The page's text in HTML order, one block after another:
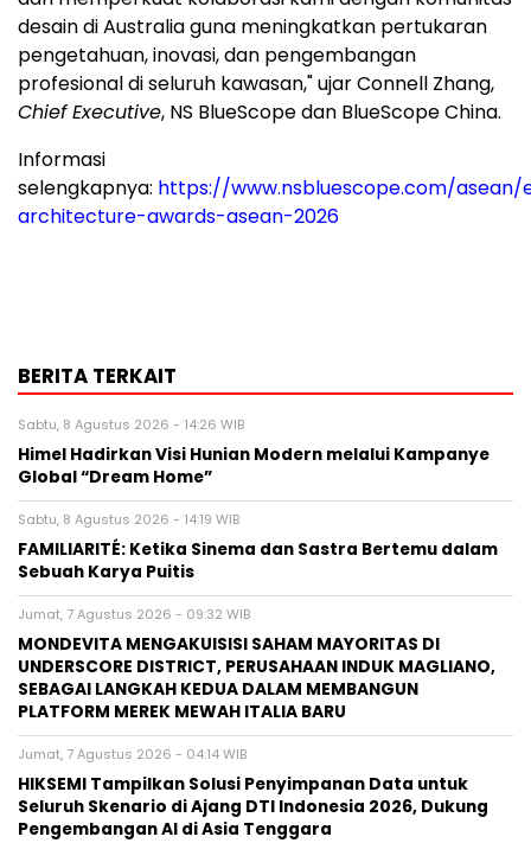
desain diAustraliaguna meningkatkan pertukaran
pengetahuan, inovasi, dan pengembangan
profesional di seluruh kawasan," ujarConnell Zhang,
Chief Executive, NS BlueScope dan BlueScope China.
Informasi
selengkapnya: https://www.nsbluescope.com/
architecture-awards-asean-2026
BERITA TERKAIT
Sabtu, 8 Agustus 2026 - 14:26 WIB
Himel Hadirkan Visi Hunian Modern melalui Kampanye
Global “Dream Home”
Sabtu, 8 Agustus 2026 - 14:19 WIB
FAMILIARITÉ: Ketika Sinema dan Sastra Bertemu dalam
Sebuah Karya Puitis
Jumat, 7 Agustus 2026 - 09:32 WIB
MONDEVITA MENGAKUISISI SAHAM MAYORITAS DI
UNDERSCORE DISTRICT, PERUSAHAAN INDUK MAGLIANO,
SEBAGAI LANGKAH KEDUA DALAM MEMBANGUN
PLATFORM MEREK MEWAH ITALIA BARU
Jumat, 7 Agustus 2026 - 04:14 WIB
HIKSEMI Tampilkan Solusi Penyimpanan Data untuk
Seluruh Skenario di Ajang DTI Indonesia 2026, Dukung
Pengembangan AI di Asia Tenggara